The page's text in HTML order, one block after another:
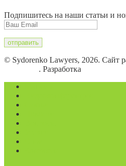
Подпишитесь на наши статьи и
© Sydorenko Lawyers, 2026. Сайт
. Разработка